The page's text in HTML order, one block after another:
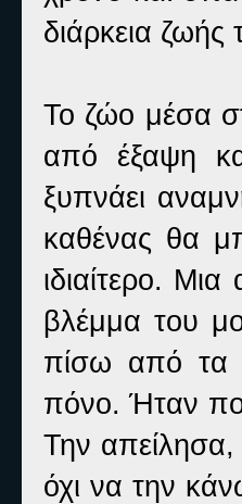
διάρκεια
Το ζώο μέσα
από έξαψη
ξυπνάει
καθένας θα
ιδιαίτερο.
βλέμμα του
πίσω από τα
πόνο. Ήταν
Την
όχι να την